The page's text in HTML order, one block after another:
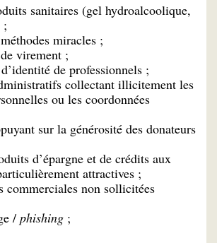
sanitaires (gel hydroalcoolique,
;
miracles ;
virement ;
de professionnels ;
collectant illicitement les
ou les coordonnées
sur la générosité des donateurs
d’épargne et de crédits aux
attractives ;
commerciales non sollicitées
/ phishing ;